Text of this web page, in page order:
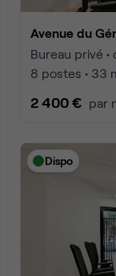
Avenue du
Bureau privé
8 postes • 33
2 400 € par
Dispo